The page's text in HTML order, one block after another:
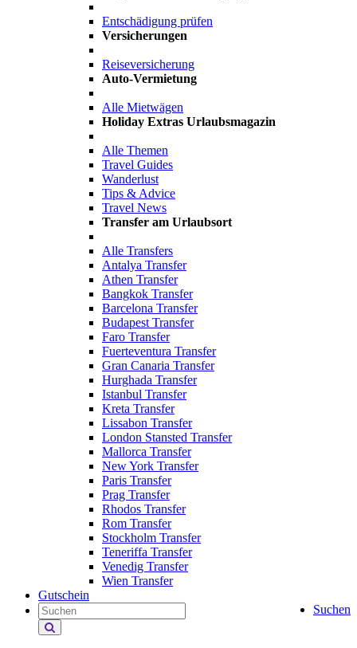
Entschädigung prüfen
Versicherungen
Reiseversicherung
Auto-Vermietung
Alle Mietwägen
Holiday Extras Urlaubsmagazin
Alle Themen
Travel Guides
Wanderlust
Tips & Advice
Travel News
Transfer am Urlaubsort
Alle Transfers
Antalya Transfer
Athen Transfer
Bangkok Transfer
Barcelona Transfer
Budapest Transfer
Faro Transfer
Fuerteventura Transfer
Gran Canaria Transfer
Hurghada Transfer
Istanbul Transfer
Kreta Transfer
Lissabon Transfer
London Stansted Transfer
Mallorca Transfer
New York Transfer
Paris Transfer
Prag Transfer
Rhodos Transfer
Rom Transfer
Stockholm Transfer
Teneriffa Transfer
Venedig Transfer
Wien Transfer
Gutschein
Suchen
Holiday
Extras